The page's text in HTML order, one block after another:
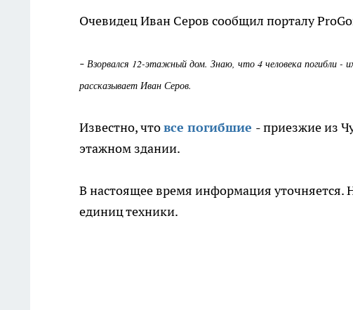
Очевидец Иван Серов сообщил порталу
- Взорвался 12-этажный дом. Знаю, что 4 человека погибли -
рассказывает Иван Серов.
Известно, чтовсе погибшие - приезжие из
этажном здании.
В настоящее время информация уточняется.
единиц техники.